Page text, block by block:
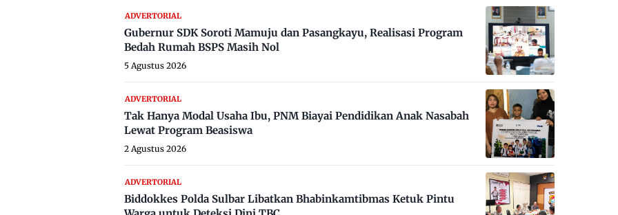
ADVERTORIAL
Gubernur SDK Soroti Mamuju dan Pasangkayu, Realisasi Program
Bedah Rumah BSPS Masih Nol
5 Agustus 2026
ADVERTORIAL
Tak Hanya Modal Usaha Ibu, PNM Biayai Pendidikan Anak Nasabah
Lewat Program Beasiswa
2 Agustus 2026
ADVERTORIAL
Biddokkes Polda Sulbar Libatkan Bhabinkamtibmas Ketuk Pintu